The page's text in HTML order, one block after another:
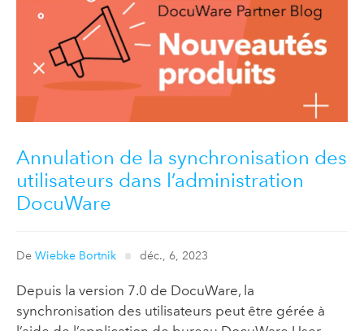
Annulation de la synchronisation des
utilisateurs dans l’administration
DocuWare
De Wiebke Bortnik déc., 6, 2023
Depuis la version 7.0 de DocuWare, la
synchronisation des utilisateurs peut être gérée à